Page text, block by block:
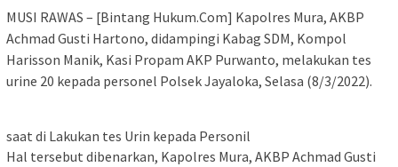
MUSI RAWAS – [Bintang Hukum.Com] Kapolres Mura, AKBP
Achmad Gusti Hartono, didampingi Kabag SDM, Kompol
Harisson Manik, Kasi Propam AKP Purwanto, melakukan tes
urine 20 kepada personel Polsek Jayaloka, Selasa (8/3/2022).
saat di Lakukan tes Urin kepada Personil
Hal tersebut dibenarkan, Kapolres Mura, AKBP Achmad Gusti